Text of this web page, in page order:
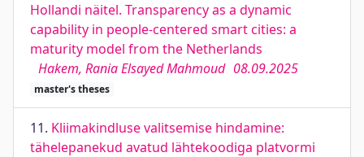
Hollandi näitel. Transparency as a dynamic
capability in people-centered smart cities: a
maturity model from the Netherlands
Hakem, Rania Elsayed Mahmoud 08.09.2025
master's theses
11. Kliimakindluse valitsemise hindamine:
tähelepanekud avatud lähtekoodiga platvormi